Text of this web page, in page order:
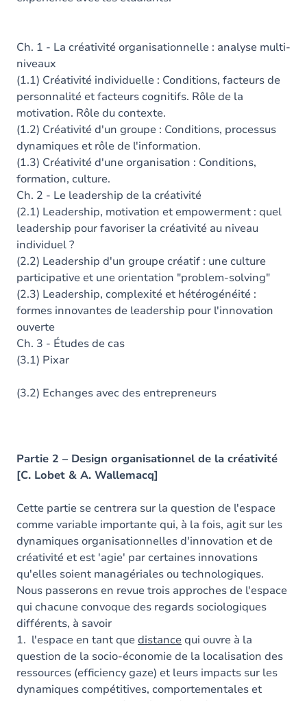
Ch. 1 - La créativité organisationnelle : analyse multi-
niveaux
(1.1) Créativité individuelle : Conditions, facteurs de
personnalité et facteurs cognitifs. Rôle de la
motivation. Rôle du contexte.
(1.2) Créativité d'un groupe : Conditions, processus
dynamiques et rôle de l'information.
(1.3) Créativité d'une organisation : Conditions,
formation, culture.
Ch. 2 - Le leadership de la créativité
(2.1) Leadership, motivation et empowerment : quel
leadership pour favoriser la créativité au niveau
individuel ?
(2.2) Leadership d'un groupe créatif : une culture
participative et une orientation "problem-solving"
(2.3) Leadership, complexité et hétérogénéité :
formes innovantes de leadership pour l'innovation
ouverte
Ch. 3 - Études de cas
(3.1) Pixar
(3.2) Echanges avec des entrepreneurs
Partie 2 – Design organisationnel de la créativité
[C. Lobet & A. Wallemacq]
Cette partie se centrera sur la question de l'espace
comme variable importante qui, à la fois, agit sur les
dynamiques organisationnelles d'innovation et de
créativité et est 'agie' par certaines innovations
qu'elles soient managériales ou technologiques.
Nous passerons en revue trois approches de l'espace
qui chacune convoque des regards sociologiques
différents, à savoir
1. l'espace en tant quedistancequi ouvre à la
question de la socio-économie de la localisation des
ressources (efficiency gaze) et leurs impacts sur les
dynamiques compétitives, comportementales et